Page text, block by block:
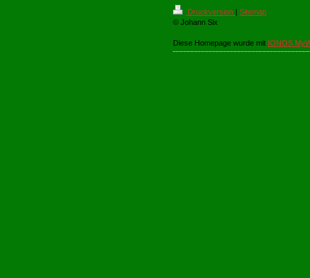
Druckversion | Sitemap
© Johann Six
Diese Homepage wurde mit IONOS